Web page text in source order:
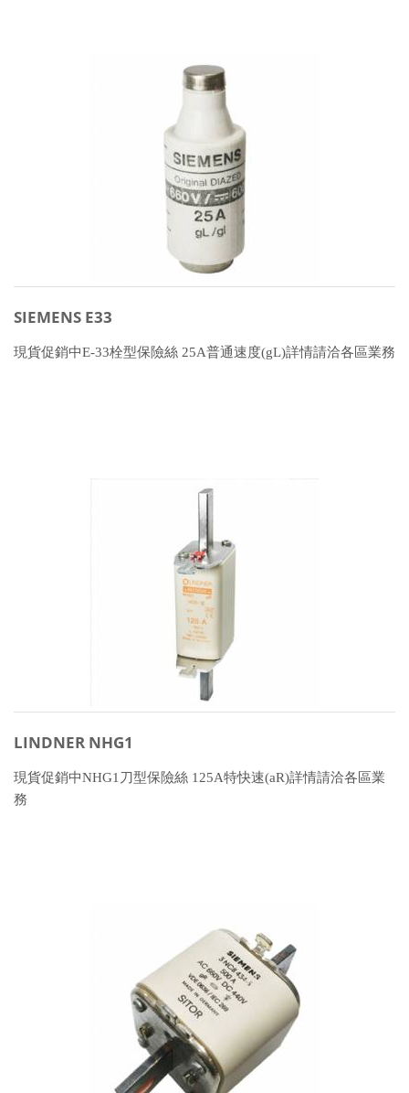
SIEMENS E33
現貨促銷中E-33栓型保險絲 25A普通速度(gL)詳情請洽各區業務
LINDNER NHG1
現貨促銷中NHG1刀型保險絲 125A特快速(aR)詳情請洽各區業
務